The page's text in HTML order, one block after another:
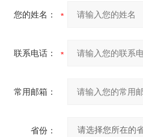
您的姓名：
联系电话：
常用邮箱：
省份：